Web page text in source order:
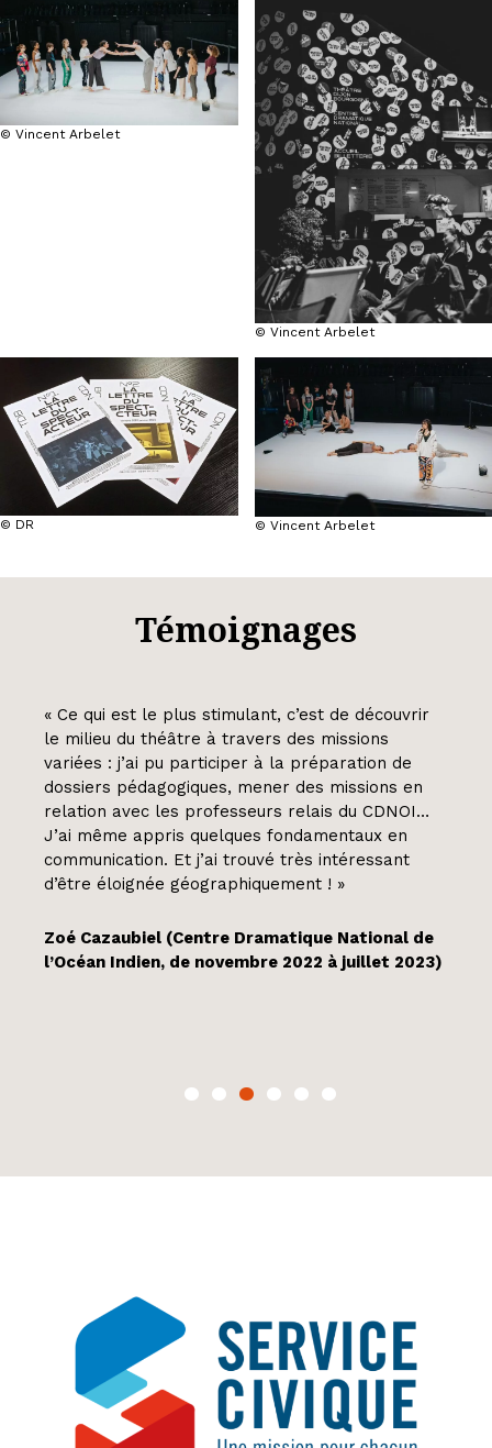
© Vincent Arbelet
© Vincent Arbelet
© DR © Vincent Arbelet
Témoignages
« Ce qui est le plus stimulant, c’est de découvrir
le milieu du théâtre à travers des missions
variées : j’ai pu participer à la préparation de
dossiers pédagogiques, mener des missions en
relation avec les professeurs relais du CDNOI…
J’ai même appris quelques fondamentaux en
communication. Et j’ai trouvé très intéressant
d’être éloignée géographiquement ! »
Zoé Cazaubiel (Centre Dramatique National de
l’Océan Indien, de novembre 2022 à juillet 2023)